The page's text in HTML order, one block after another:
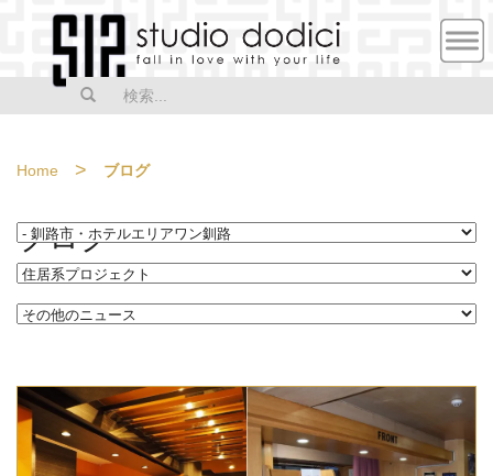
MEN
U
Home > ブログ
ブログ